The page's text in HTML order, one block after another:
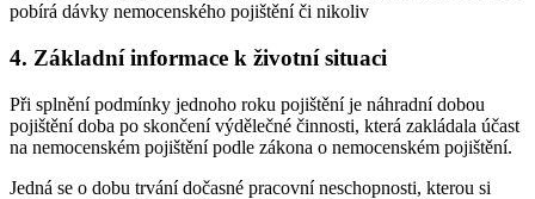
pobírá dávky nemocenského pojištění či nikoliv
4. Základní informace k životní situaci
Při splnění podmínky jednoho roku pojištění je náhradní dobou
pojištění doba po skončení výdělečné činnosti, která zakládala účast
na nemocenském pojištění podle zákona o nemocenském pojištění.
Jedná se o dobu trvání dočasné pracovní neschopnosti, kterou si